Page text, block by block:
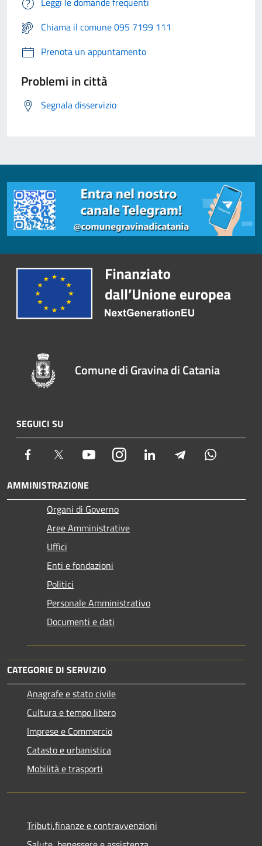
Chiama il comune 095 7199 111
Prenota un appuntamento
Problemi in città
Segnala disservizio
Comune di Gravina di Catania
SEGUICI SU
Facebook Twitter YoutubeInstagram LinkedIn Telegram
AMMINISTRAZIONE
Organi di Governo
Aree Amministrative
Uffici
Enti e fondazioni
Politici
Personale Amministrativo
Documenti e dati
CATEGORIE DI SERVIZIO
Anagrafe e stato civile
Cultura e tempo libero
Imprese e Commercio
Catasto e urbanistica
Mobilità e trasporti
Tributi,finanze e contravvenzioni